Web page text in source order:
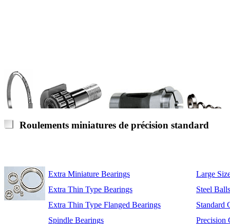
Roulements miniatures de précision standard
Extra Miniature Bearings
Large
Extra Thin Type Bearings
Steel Balls
Extra Thin Type Flanged Bearings
Standard
Spindle Bearings
Precision